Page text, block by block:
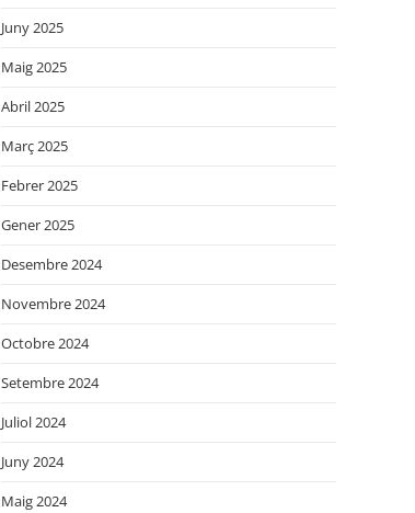
Juny 2025
Maig 2025
Abril 2025
Març 2025
Febrer 2025
Gener 2025
Desembre 2024
Novembre 2024
Octobre 2024
Setembre 2024
Juliol 2024
Juny 2024
Maig 2024